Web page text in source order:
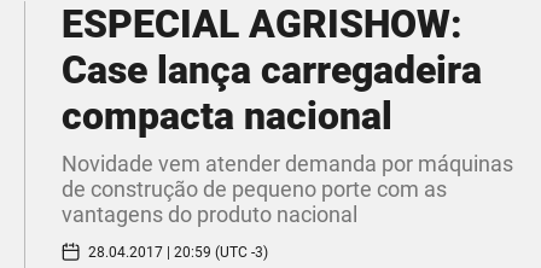
ESPECIAL AGRISHOW:
Case lança carregadeira
compacta nacional
Novidade vem atender demanda por máquinas
de construção de pequeno porte com as
vantagens do produto nacional
28.04.2017 | 20:59 (UTC -3)